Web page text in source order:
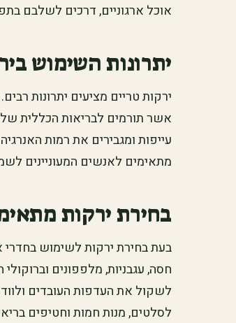
אוכל ארגוניים, דרכים לשלבם
יתרונות השימוש
ירקות טריים מציעים יתרונות
אשר תורמים לבריאות הכללית
עייפות ומגבירים את רמות
מתאימים לאנשים המעוניינים
בחירת ירקות
בעת בחירת ירקות לשימוש בחדרי
חסה, עגבניות, מלפפונים
לשקול את העדפות העובדים
לסלטים, מנות חמות וחטיפים